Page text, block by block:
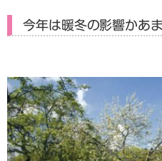
今年は暖冬の影響かあ